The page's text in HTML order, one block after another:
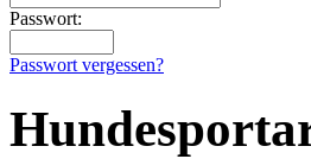
Passwort:
Passwort vergessen?